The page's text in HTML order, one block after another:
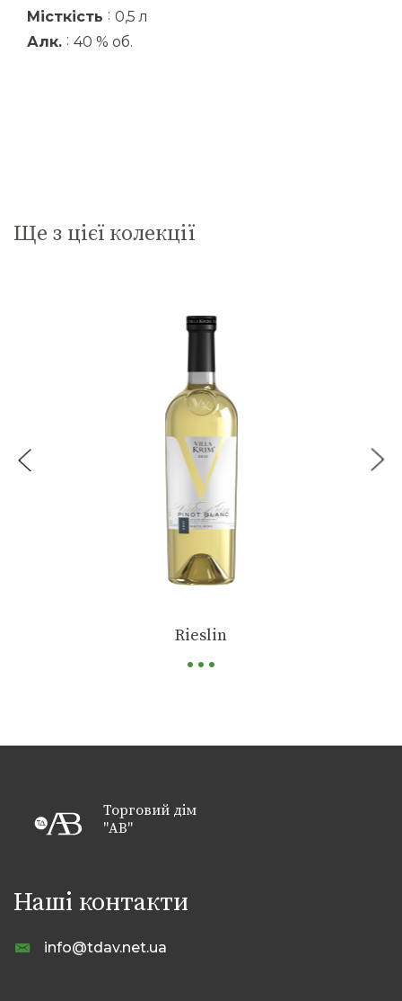
Місткість : 0,5 л
Алк. : 40 % об.
Ще з цієї колекції
Rieslin
...
Торговий дім
"АВ"
Наші контакти
info@tdav.net.ua